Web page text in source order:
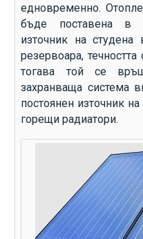
едновременно.
бъде поставена в
източник на студена
резервоара,
тогава той се
захранваща система
постоянен източник
горещи радиатори.